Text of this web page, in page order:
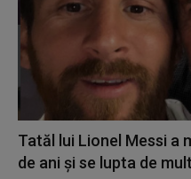
Tatăl lui Lionel Messi a
de ani și se lupta de